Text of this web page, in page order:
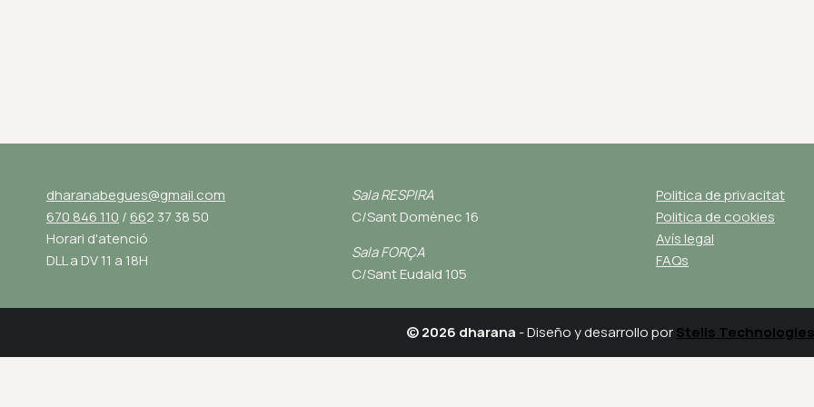
dharanabegues@gmail.com
670 846 110 / 662 37 38 50
Horari d'atenció
DLL a DV 11 a 18H
Sala RESPIRA
C/Sant Domènec 16
Sala FORÇA
C/Sant Eudald 105
Politica de privacitat
Politica de cookies
Avís legal
FAQs
© 2026 dharana - Diseño y desarrollo porStelis Technologies